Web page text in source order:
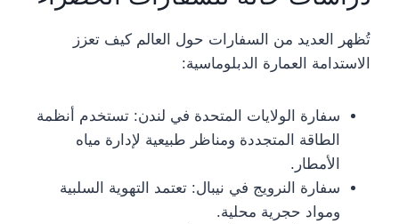
تُظهر العديد من السفارات حول العالم كيف تعزز
الاستدامة العمارة الدبلوماسية:
سفارة الولايات المتحدة في لندن: تستخدم أنظمة
الطاقة المتجددة ومناظر طبيعية لإدارة مياه
الأمطار.
سفارة النرويج في نيبال: تعتمد التهوية السلبية
ومواد حجرية محلية.